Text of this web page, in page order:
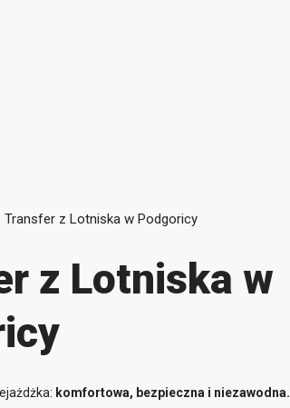
Transfer z Lotniska w Podgoricy
z Lotniska w
komfortowa, bezpieczna i niezawodna.